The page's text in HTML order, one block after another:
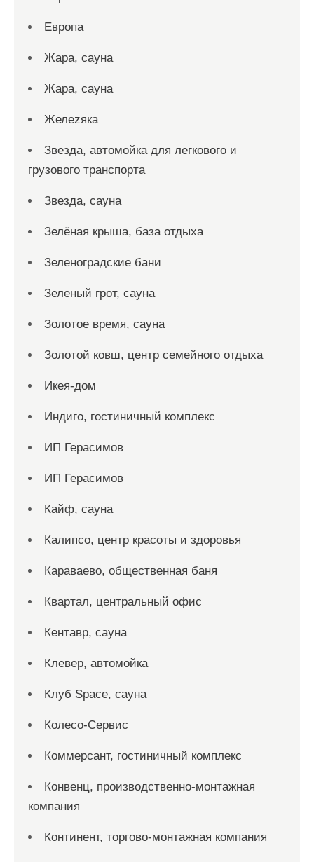
Европа
Жара, сауна
Жара, сауна
Желеzяка
Звезда, автомойка для легкового и
грузового транспорта
Звезда, сауна
Зелёная крыша, база отдыха
Зеленоградские бани
Зеленый грот, сауна
Золотое время, сауна
Золотой ковш, центр семейного отдыха
Икея-дом
Индиго, гостиничный комплекс
ИП Герасимов
ИП Герасимов
Кайф, сауна
Калипсо, центр красоты и здоровья
Караваево, общественная баня
Квартал, центральный офис
Кентавр, сауна
Клевер, автомойка
Клуб Space, сауна
Колесо-Сервис
Коммерсант, гостиничный комплекс
Конвенц, производственно-монтажная
компания
Континент, торгово-монтажная компания